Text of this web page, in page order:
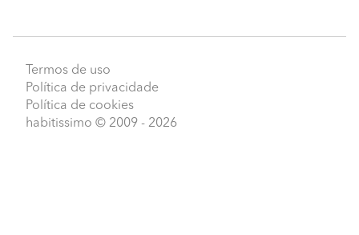
Termos de uso
Política de privacidade
Política de cookies
habitissimo © 2009 - 2026